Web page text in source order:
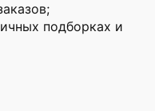
подборках и